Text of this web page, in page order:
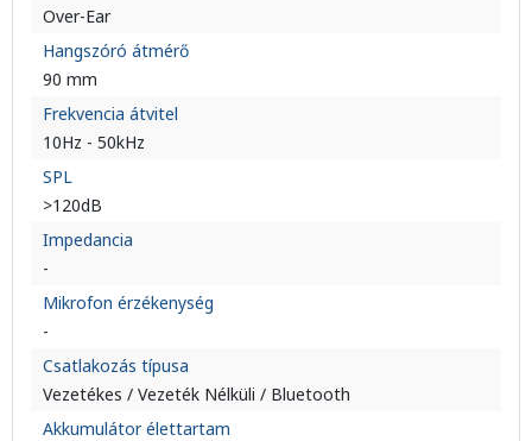
Over-Ear
Hangszóró átmérő
90 mm
Frekvencia átvitel
10Hz - 50kHz
SPL
>120dB
Impedancia
-
Mikrofon érzékenység
-
Csatlakozás típusa
Vezetékes / Vezeték Nélküli / Bluetooth
Akkumulátor élettartam